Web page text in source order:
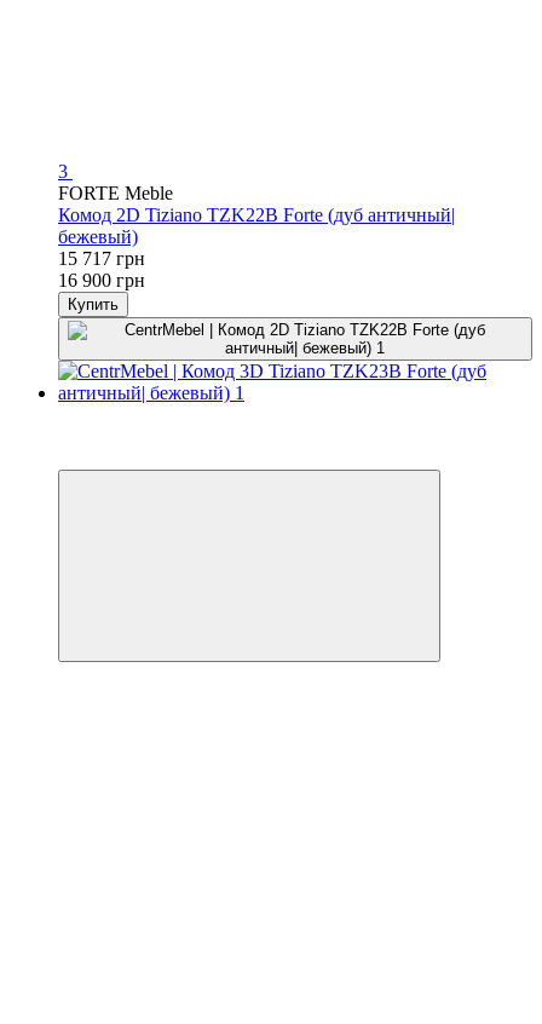
3
FORTE Meble
Комод 2D Tiziano TZK22B Forte (дуб античный|
бежевый)
15 717 грн
16 900 грн
Купить